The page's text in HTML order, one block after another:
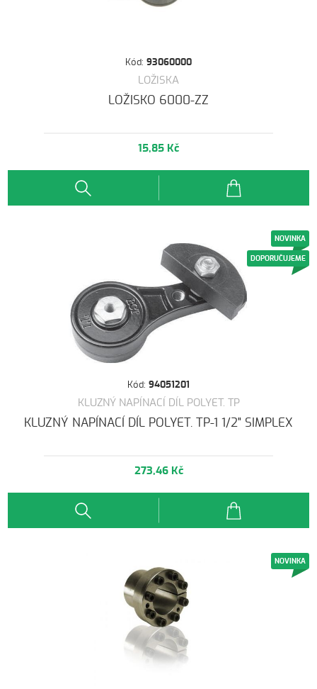
Kód: 93060000
LOŽISKA
LOŽISKO 6000-ZZ
15,85 Kč
NOVINKA
DOPORUČUJEME
Kód: 94051201
KLUZNÝ NAPÍNACÍ DÍL POLYET. TP
KLUZNÝ NAPÍNACÍ DÍL POLYET. TP-1 1/2" SIMPLEX
273,46 Kč
NOVINKA